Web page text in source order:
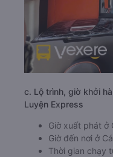
c. Lộ trình, giờ khởi
Luyện Express
Giờ xuất phát ở
Giờ đến nơi ở
Thời gian chạy